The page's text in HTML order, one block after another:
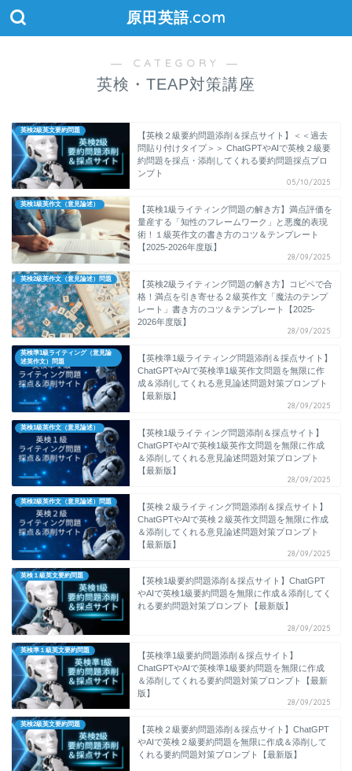
原田英語.com
― CATEGORY ―
英検・TEAP対策講座
英検2級英文要約問題
【英検２級要約問題添削＆採点サイト】＜＜過去
問貼り付けタイプ＞＞ ChatGPTやAIで英検２級要
約問題を採点・添削してくれる要約問題採点プロ
ンプト
05/10/2025
英検1級英作文（意見論述）
【英検1級ライティング問題の解き方】満点評価を
量産する「知性のフレームワーク」と悪魔的表現
術！１級英作文の書き方のコツ＆テンプレート
【2025-2026年度版】
28/09/2025
英検2級英作文（意見論述）問題
【英検2級ライティング問題の解き方】コピペで合
格！満点を引き寄せる２級英作文「魔法のテンプ
レート」書き方のコツ＆テンプレート【2025-
2026年度版】
28/09/2025
英検準1級ライティング（意見論
述英作文）問題
【英検準1級ライティング問題添削＆採点サイト】
ChatGPTやAIで英検準1級英作文問題を無限に作
成＆添削してくれる意見論述問題対策プロンプト
【最新版】
28/09/2025
英検1級英作文（意見論述）
【英検1級ライティング問題添削＆採点サイト】
ChatGPTやAIで英検1級英作文問題を無限に作成
＆添削してくれる意見論述問題対策プロンプト
【最新版】
28/09/2025
英検2級英作文（意見論述）問題
【英検２級ライティング問題添削＆採点サイト】
ChatGPTやAIで英検２級英作文問題を無限に作成
＆添削してくれる意見論述問題対策プロンプト
【最新版】
28/09/2025
英検１級英文要約問題
【英検1級要約問題添削＆採点サイト】ChatGPT
やAIで英検1級要約問題を無限に作成＆添削してく
れる要約問題対策プロンプト【最新版】
28/09/2025
英検準１級英文要約問題
【英検準1級要約問題添削＆採点サイト】
ChatGPTやAIで英検準1級要約問題を無限に作成
＆添削してくれる要約問題対策プロンプト【最新
版】
28/09/2025
英検2級英文要約問題
【英検２級要約問題添削＆採点サイト】ChatGPT
やAIで英検２級要約問題を無限に作成＆添削して
くれる要約問題対策プロンプト【最新版】